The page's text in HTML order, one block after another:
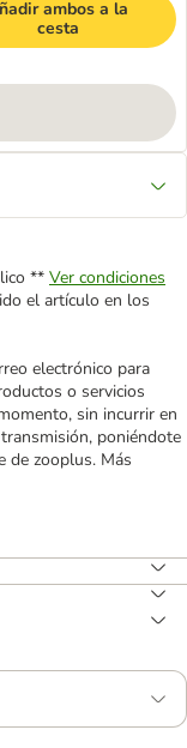
ambos a la
cesta
** Ver condiciones
el artículo en los
electrónico para
o servicios
sin incurrir en
poniéndote
de zooplus. Más